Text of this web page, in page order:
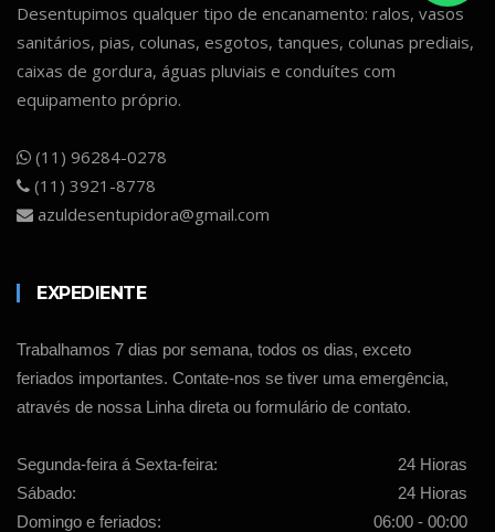
Desentupimos qualquer tipo de encanamento: ralos, vasos
sanitários, pias, colunas, esgotos, tanques, colunas prediais,
caixas de gordura, águas pluviais e conduítes com
equipamento próprio.
(11) 96284-0278
(11) 3921-8778
azuldesentupidora@gmail.com
EXPEDIENTE
Trabalhamos 7 dias por semana, todos os dias, exceto
feriados importantes. Contate-nos se tiver uma emergência,
através de nossa Linha direta ou formulário de contato.
Segunda-feira á Sexta-feira:
24 Hioras
Sábado:
24 Hioras
Domingo e feriados:
06:00 - 00:00